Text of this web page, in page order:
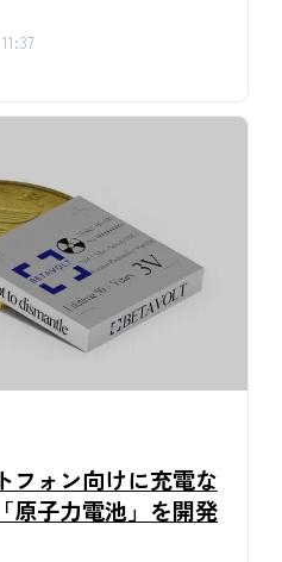
フォン向けに充電な
原子力電池」を開発